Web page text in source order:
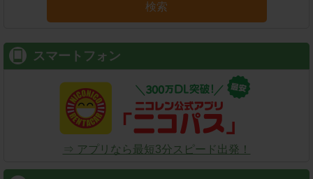
検索
スマートフォン
⇒ アプリなら最短3分スピード出発！